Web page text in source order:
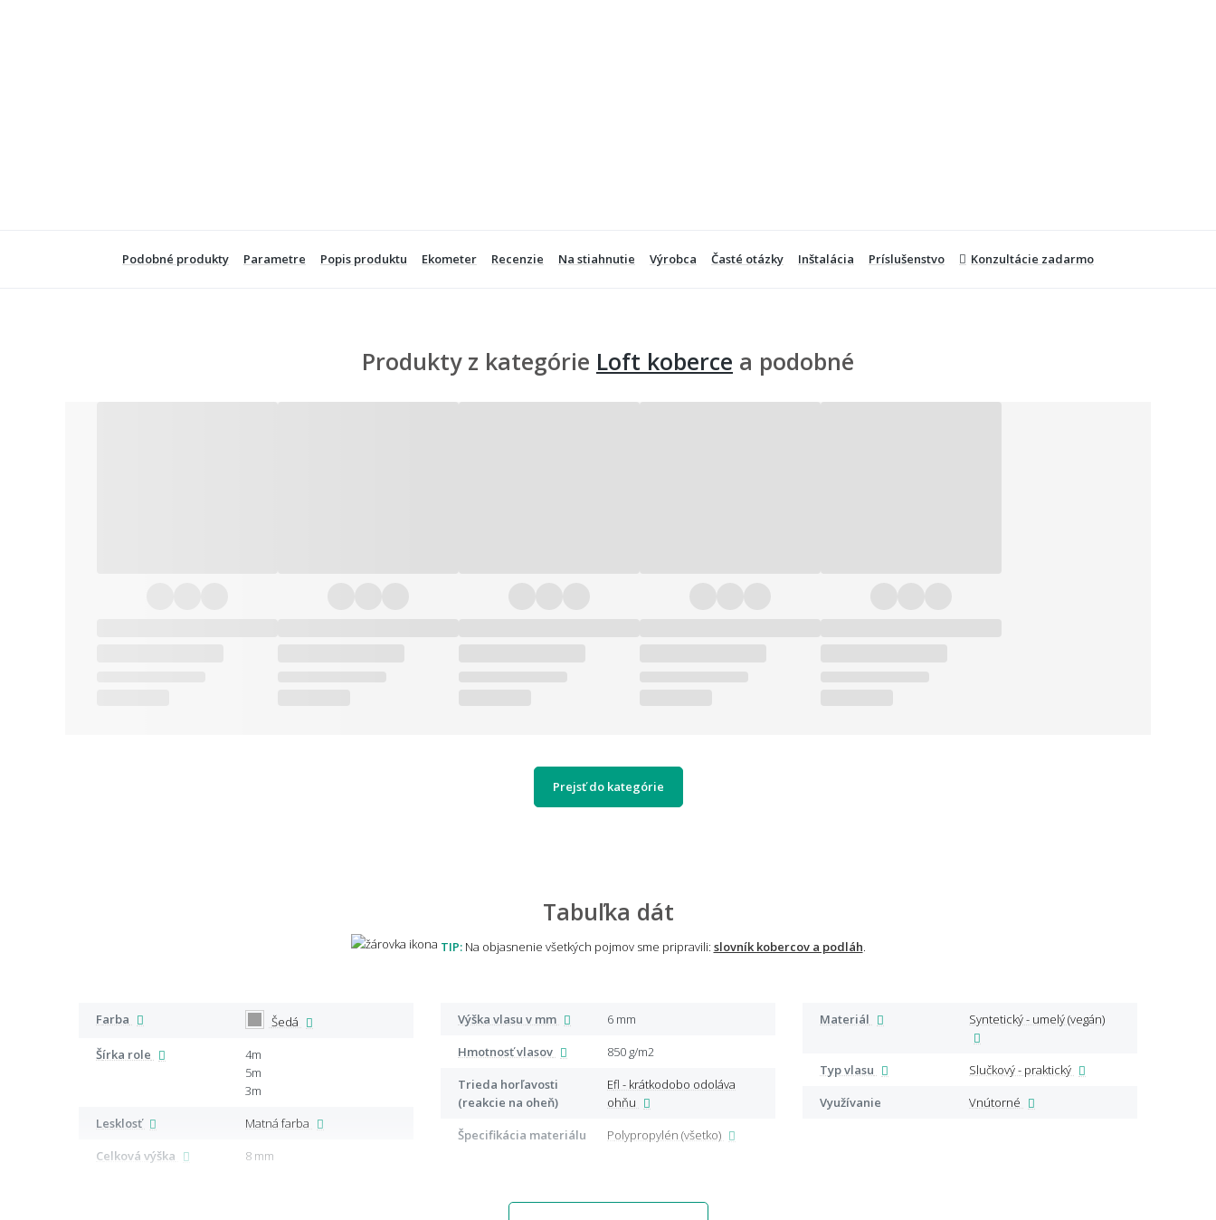
Podobné produkty Parametre Popis produktu Ekometer Recenzie Na stiahnutie Výrobca Časté otázky Inštalácia Príslušenstvo Konzultácie zadarmo
Produkty z kategórie Loft koberce a podobné
Prejsť do kategórie
Tabuľka dát
TIP:Na objasnenie všetkých pojmov sme pripravili: slovník kobercov a podláh
Farba
Šedá
Šírka role
4m
5m
3m
Lesklosť
Matná farba
Celková výška
8 mm
Výška vlasu v mm
6 mm
Hmotnosť vlasov
850 g/m2
Trieda horľavosti
(reakcie na oheň)
Efl - krátkodobo odoláva
ohňu
Špecifikácia materiálu
Polypropylén (všetko)
Materiál Syntetický - umelý (vegán)
Typ vlasu
Slučkový - praktický
Využívanie
Vnútorné